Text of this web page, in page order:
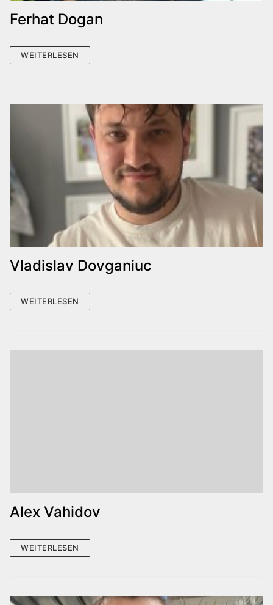
Ferhat Dogan
WEITERLESEN
Vladislav Dovganiuc
WEITERLESEN
Alex Vahidov
WEITERLESEN